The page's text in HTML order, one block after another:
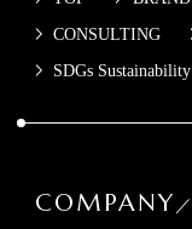
CONSULTING
SDGs Sustainability
COMPANY